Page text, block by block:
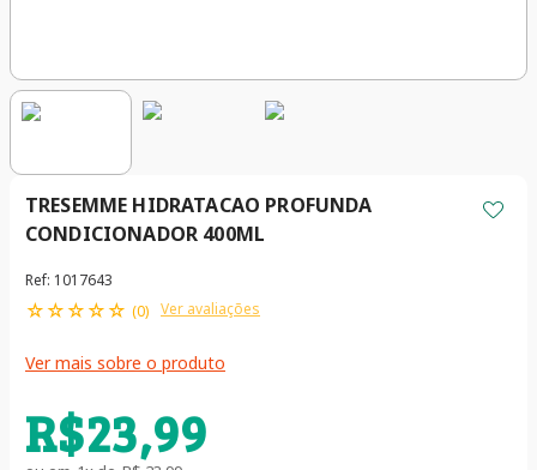
TRESEMME HIDRATACAO PROFUNDA
CONDICIONADOR 400ML
Ref: 1017643
☆☆☆☆☆ (0) Ver avaliações
Ver mais sobre o produto
R$23,99